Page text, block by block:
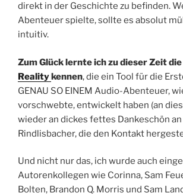
direkt in der Geschichte zu befinden.
Abenteuer spielte, sollte es absolut
intuitiv.
Zum Glück lernte ich zu dieser Zeit
Realitykennen, die ein Tool für die
GENAU SO EINEM Audio-Abenteuer,
vorschwebte, entwickelt haben (an
wieder an dickes fettes Dankeschön
Rindlisbacher, die den Kontakt
Und nicht nur das, ich wurde auch
Autorenkollegen wie Corinna, Sam
Bolten, Brandon Q. Morris und Sam